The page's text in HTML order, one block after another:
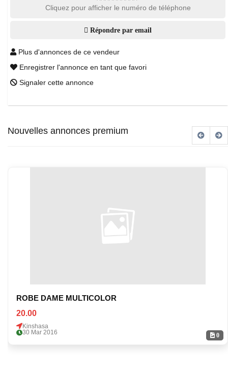
Cliquez pour afficher le numéro de téléphone
Répondre par email
Plus d'annonces de ce vendeur
Enregistrer l'annonce en tant que favori
Signaler cette annonce
Nouvelles annonces premium
0
ROBE DAME MULTICOLOR
20.00
Kinshasa
30 Mar 2016